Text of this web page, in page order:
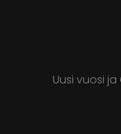
Uusi vuosi